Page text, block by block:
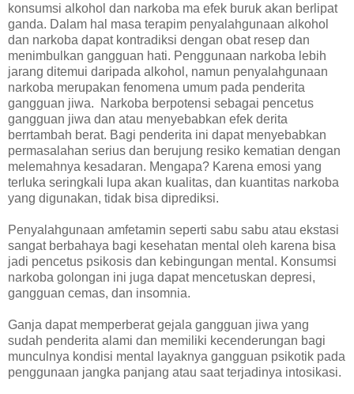
konsumsi alkohol dan narkoba ma efek buruk akan berlipat
ganda. Dalam hal masa terapim penyalahgunaan alkohol
dan narkoba dapat kontradiksi dengan obat resep dan
menimbulkan gangguan hati. Penggunaan narkoba lebih
jarang ditemui daripada alkohol, namun penyalahgunaan
narkoba merupakan fenomena umum pada penderita
gangguan jiwa. Narkoba berpotensi sebagai pencetus
gangguan jiwa dan atau menyebabkan efek derita
berrtambah berat. Bagi penderita ini dapat menyebabkan
permasalahan serius dan berujung resiko kematian dengan
melemahnya kesadaran. Mengapa? Karena emosi yang
terluka seringkali lupa akan kualitas, dan kuantitas narkoba
yang digunakan, tidak bisa diprediksi.
Penyalahgunaan amfetamin seperti sabu sabu atau ekstasi
sangat berbahaya bagi kesehatan mental oleh karena bisa
jadi pencetus psikosis dan kebingungan mental. Konsumsi
narkoba golongan ini juga dapat mencetuskan depresi,
gangguan cemas, dan insomnia.
Ganja dapat memperberat gejala gangguan jiwa yang
sudah penderita alami dan memiliki kecenderungan bagi
munculnya kondisi mental layaknya gangguan psikotik pada
penggunaan jangka panjang atau saat terjadinya intosikasi.